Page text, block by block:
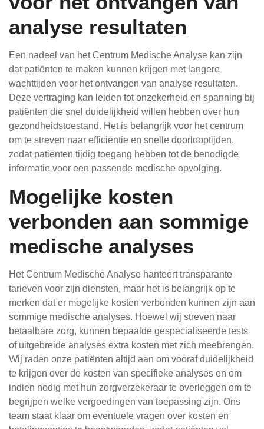
analyse resultaten
Een nadeel van het Centrum Medische Analyse kan zijn
dat patiënten te maken kunnen krijgen met langere
wachttijden voor het ontvangen van analyse resultaten.
Deze vertraging kan leiden tot onzekerheid en spanning bij
patiënten die snel duidelijkheid willen hebben over hun
gezondheidstoestand. Het is belangrijk voor het centrum
om te streven naar efficiëntie en snelle doorlooptijden,
zodat patiënten tijdig toegang hebben tot de benodigde
informatie voor een passende medische opvolging.
Mogelijke kosten
verbonden aan sommige
medische analyses
Het Centrum Medische Analyse hanteert transparante
tarieven voor zijn diensten, maar het is belangrijk op te
merken dat er mogelijke kosten verbonden kunnen zijn aan
sommige medische analyses. Hoewel wij streven naar
betaalbare zorg, kunnen bepaalde gespecialiseerde tests
of uitgebreide analyses extra kosten met zich meebrengen.
Wij raden onze patiënten altijd aan om vooraf duidelijkheid
te krijgen over de kosten van specifieke analyses en om
indien nodig met hun zorgverzekeraar te overleggen om te
begrijpen welke vergoedingen van toepassing zijn. Ons
team staat klaar om eventuele vragen over kosten en